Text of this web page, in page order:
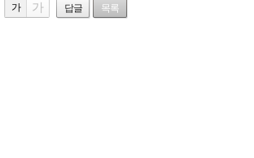
가 가 답글 목록